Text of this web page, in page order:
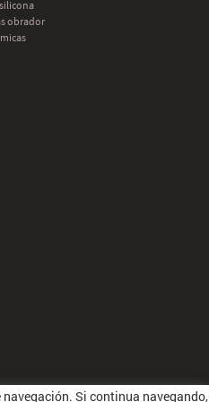
obrador
Si continua navegando,